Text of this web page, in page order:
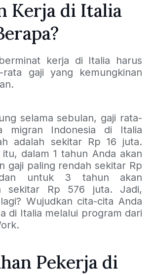
Kerja di Italia
kerja di Italia harus
rata gaji yang kemungkinan
selama sebulan, gaji rata-
migran Indonesia di Italia
adalah sekitar Rp 16 juta.
dalam 1 tahun Anda akan
gaji paling rendah sekitar Rp
untuk 3 tahun akan
sekitar Rp 576 juta. Jadi,
Wujudkan cita-cita Anda
di Italia melalui program dari
Pekerja di